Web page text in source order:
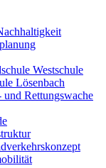
Westschule
Lösenbach
und Rettungswache